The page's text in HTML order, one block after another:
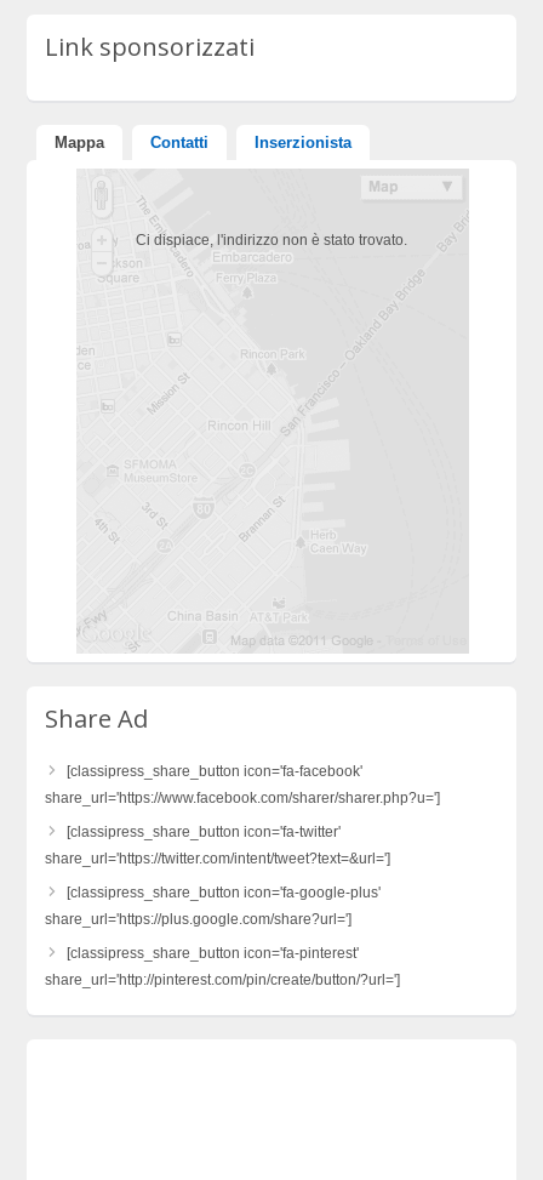
Link sponsorizzati
Mappa Contatti Inserzionista
Ci dispiace, l'indirizzo non è stato trovato.
Share Ad
[classipress_share_button icon='fa-facebook'
share_url='https://www.facebook.com/sharer/sharer.php?u=']
[classipress_share_button icon='fa-twitter'
share_url='https://twitter.com/intent/tweet?text=&url=']
[classipress_share_button icon='fa-google-plus'
share_url='https://plus.google.com/share?url=']
[classipress_share_button icon='fa-pinterest'
share_url='http://pinterest.com/pin/create/button/?url=']